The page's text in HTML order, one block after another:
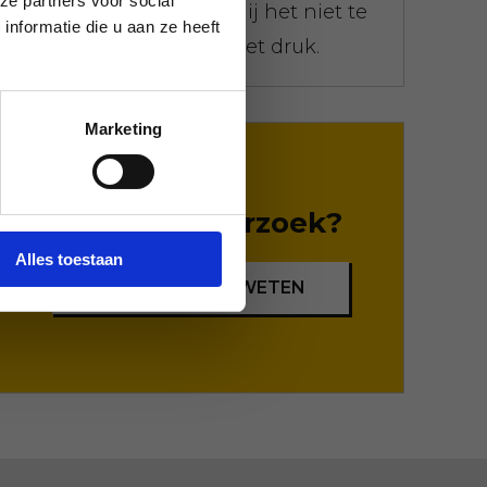
die u aan ze heeft
Marketing
Alles toestaan
gepresenteerd. Maak jij het niet te
gek, maken wij ons niet druk.
Bijzonder verzoek?
LAAT HET ONS WETEN